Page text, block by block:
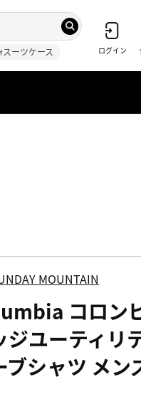
スーツケース ログイン
MOUNTAIN
コロン
ジユーティリ
ブシャツ メン